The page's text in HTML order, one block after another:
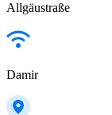
Allgäustraße
Damir